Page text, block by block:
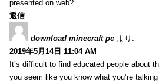
presented on web?
返信
download minecraft pc より:
2019年5月14日 11:04 AM
It’s difficult to find educated people about
you seem like you know what you’re